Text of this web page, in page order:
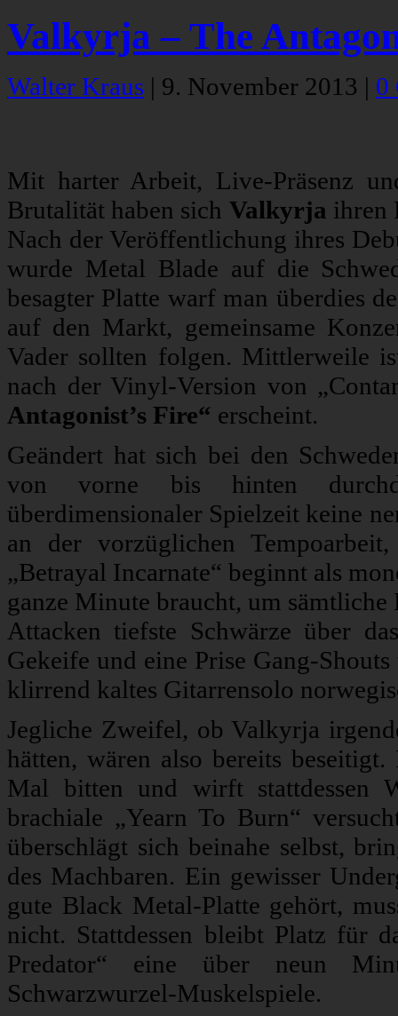
Valkyrja – The
Walter Kraus | 9. November 2013 | 0
Mit harter Arbeit, Live-Präsenz
Brutalität haben sich Valkyrja ihren
Nach der Veröffentlichung ihres
wurde Metal Blade auf die
besagter Platte warf man überdies
auf den Markt, gemeinsame
Vader sollten folgen. Mittlerweile
nach der Vinyl-Version von
Antagonist’s Fire“ erscheint.
Geändert hat sich bei den
von vorne bis hinten
überdimensionaler Spielzeit keine
an der vorzüglichen
„Betrayal Incarnate“ beginnt als
ganze Minute braucht, um
Attacken tiefste Schwärze über
Gekeife und eine Prise Gang-
klirrend kaltes Gitarrensolo
Jegliche Zweifel, ob Valkyrja
hätten, wären also bereits
Mal bitten und wirft stattdessen
brachiale „Yearn To Burn“
überschlägt sich beinahe selbst,
des Machbaren. Ein gewisser
gute Black Metal-Platte gehört,
nicht. Stattdessen bleibt Platz für
Predator“ eine über neun
Schwarzwurzel-Muskelspiele.